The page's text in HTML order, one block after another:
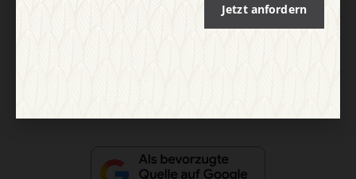
Datenschutz
Barrierefreiheit
Jetzt anfordern